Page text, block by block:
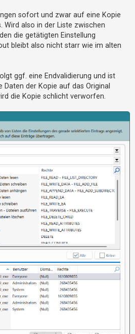
sofort und zwar auf eine Kopie
Wird also in der Liste zwischen
die getätigten Einstellung
bleibt also nicht starr wie im alten
ggf. eine Endvalidierung und ist
der Kopie auf das Original
die Kopie schlicht verworfen.